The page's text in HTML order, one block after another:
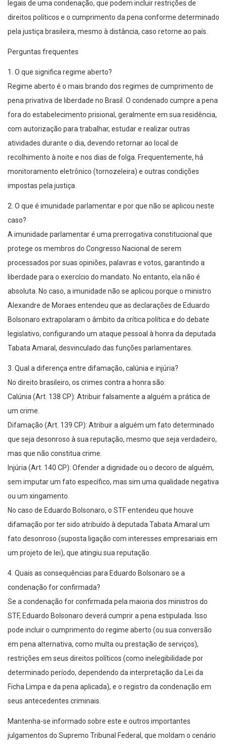
legais de uma condenação, que podem incluir restrições de
direitos políticos e o cumprimento da pena conforme determinado
pela justiça brasileira, mesmo à distância, caso retorne ao país.
Perguntas frequentes
1. O que significa regime aberto?
Regime aberto é o mais brando dos regimes de cumprimento de
pena privativa de liberdade no Brasil. O condenado cumpre a pena
fora do estabelecimento prisional, geralmente em sua residência,
com autorização para trabalhar, estudar e realizar outras
atividades durante o dia, devendo retornar ao local de
recolhimento à noite e nos dias de folga. Frequentemente, há
monitoramento eletrônico (tornozeleira) e outras condições
impostas pela justiça.
2. O que é imunidade parlamentar e por que não se aplicou neste
caso?
A imunidade parlamentar é uma prerrogativa constitucional que
protege os membros do Congresso Nacional de serem
processados por suas opiniões, palavras e votos, garantindo a
liberdade para o exercício do mandato. No entanto, ela não é
absoluta. No caso, a imunidade não se aplicou porque o ministro
Alexandre de Moraes entendeu que as declarações de Eduardo
Bolsonaro extrapolaram o âmbito da crítica política e do debate
legislativo, configurando um ataque pessoal à honra da deputada
Tabata Amaral, desvinculado das funções parlamentares.
3. Qual a diferença entre difamação, calúnia e injúria?
No direito brasileiro, os crimes contra a honra são:
Calúnia (Art. 138 CP): Atribuir falsamente a alguém a prática de
um crime.
Difamação (Art. 139 CP): Atribuir a alguém um fato determinado
que seja desonroso à sua reputação, mesmo que seja verdadeiro,
mas que não constitua crime.
Injúria (Art. 140 CP): Ofender a dignidade ou o decoro de alguém,
sem imputar um fato específico, mas sim uma qualidade negativa
ou um xingamento.
No caso de Eduardo Bolsonaro, o STF entendeu que houve
difamação por ter sido atribuído à deputada Tabata Amaral um
fato desonroso (suposta ligação com interesses empresariais em
um projeto de lei), que atingiu sua reputação.
4. Quais as consequências para Eduardo Bolsonaro se a
condenação for confirmada?
Se a condenação for confirmada pela maioria dos ministros do
STF, Eduardo Bolsonaro deverá cumprir a pena estipulada. Isso
pode incluir o cumprimento do regime aberto (ou sua conversão
em pena alternativa, como multa ou prestação de serviços),
restrições em seus direitos políticos (como inelegibilidade por
determinado período, dependendo da interpretação da Lei da
Ficha Limpa e da pena aplicada), e o registro da condenação em
seus antecedentes criminais.
Mantenha-se informado sobre este e outros importantes
julgamentos do Supremo Tribunal Federal, que moldam o cenário